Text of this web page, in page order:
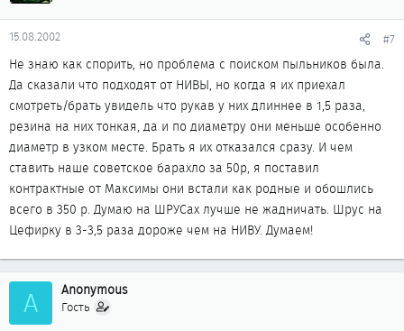
15.08.2002 #7
Не знаю как спорить, но проблема с поиском пыльников была.
Да сказали что подходят от НИВЫ, но когда я их приехал
смотреть/брать увидель что рукав у них длиннее в 1,5 раза,
резина на них тонкая, да и по диаметру они меньше особенно
диаметр в узком месте. Брать я их отказался сразу. И чем
ставить наше советское барахло за 50р, я поставил
контрактные от Максимы они встали как родные и обошлись
всего в 350 р. Думаю на ШРУСах лучше не жадничать. Шрус на
Цефирку в 3-3,5 раза дороже чем на НИВУ. Думаем!
A Anonymous
Гость